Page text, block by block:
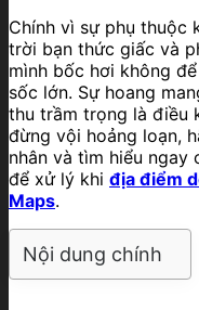
Chính vì sự phụ thuộc
trời bạn thức giấc và
mình bốc hơi không
sốc lớn. Sự hoang
thu trầm trọng là điều
đừng vội hoảng loạn,
nhân và tìm hiểu ngay
để xử lý khi địa điểm
Maps.
Nội dung chính